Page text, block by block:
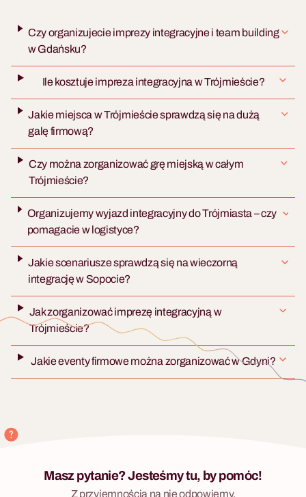
Czy organizujecie imprezy integracyjne i team building
w Gdańsku?
Ile kosztuje impreza integracyjna w Trójmieście?
Jakie miejsca w Trójmieście sprawdzą się na dużą
galę firmową?
Czy można zorganizować grę miejską w całym
Trójmieście?
Organizujemy wyjazd integracyjny do Trójmiasta – czy
pomagacie w logistyce?
Jakie scenariusze sprawdzą się na wieczorną
integrację w Sopocie?
Jak zorganizować imprezę integracyjną w
Trójmieście?
Jakie eventy firmowe można zorganizować w Gdyni?
Masz pytanie? Jesteśmy tu, by pomóc!
Z przyjemnością na nie odpowiemy.